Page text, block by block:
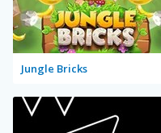
Jungle Bricks